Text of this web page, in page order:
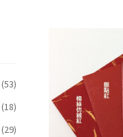
(53)
(18)
(29)